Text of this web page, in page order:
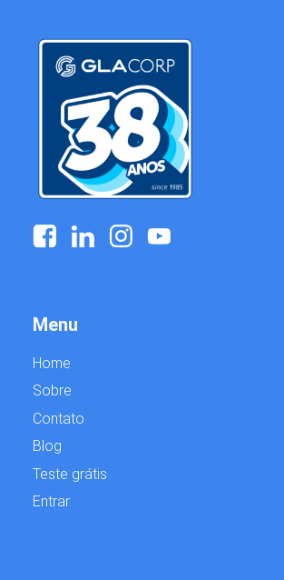
Menu
Home
Sobre
Contato
Blog
Teste grátis
Entrar